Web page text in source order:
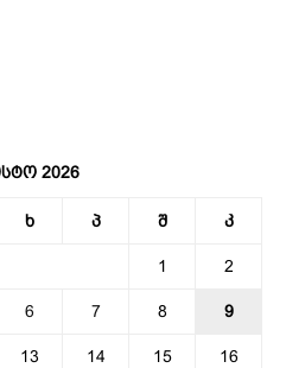
2026
ხ პ შ კ
1 2
6 7 8 9
13 14 15 16